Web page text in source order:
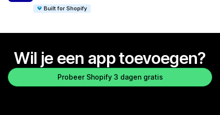
Built for Shopify
Wil je een app toevoegen?
Probeer Shopify 3 dagen gratis